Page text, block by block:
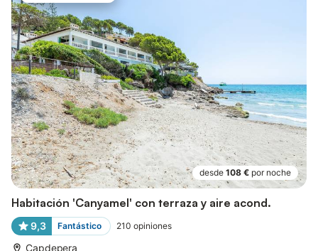
desde 108 € por noche
Habitación 'Canyamel' con terraza y aire acond.
9,3 Fantástico 210 opiniones
Capdepera